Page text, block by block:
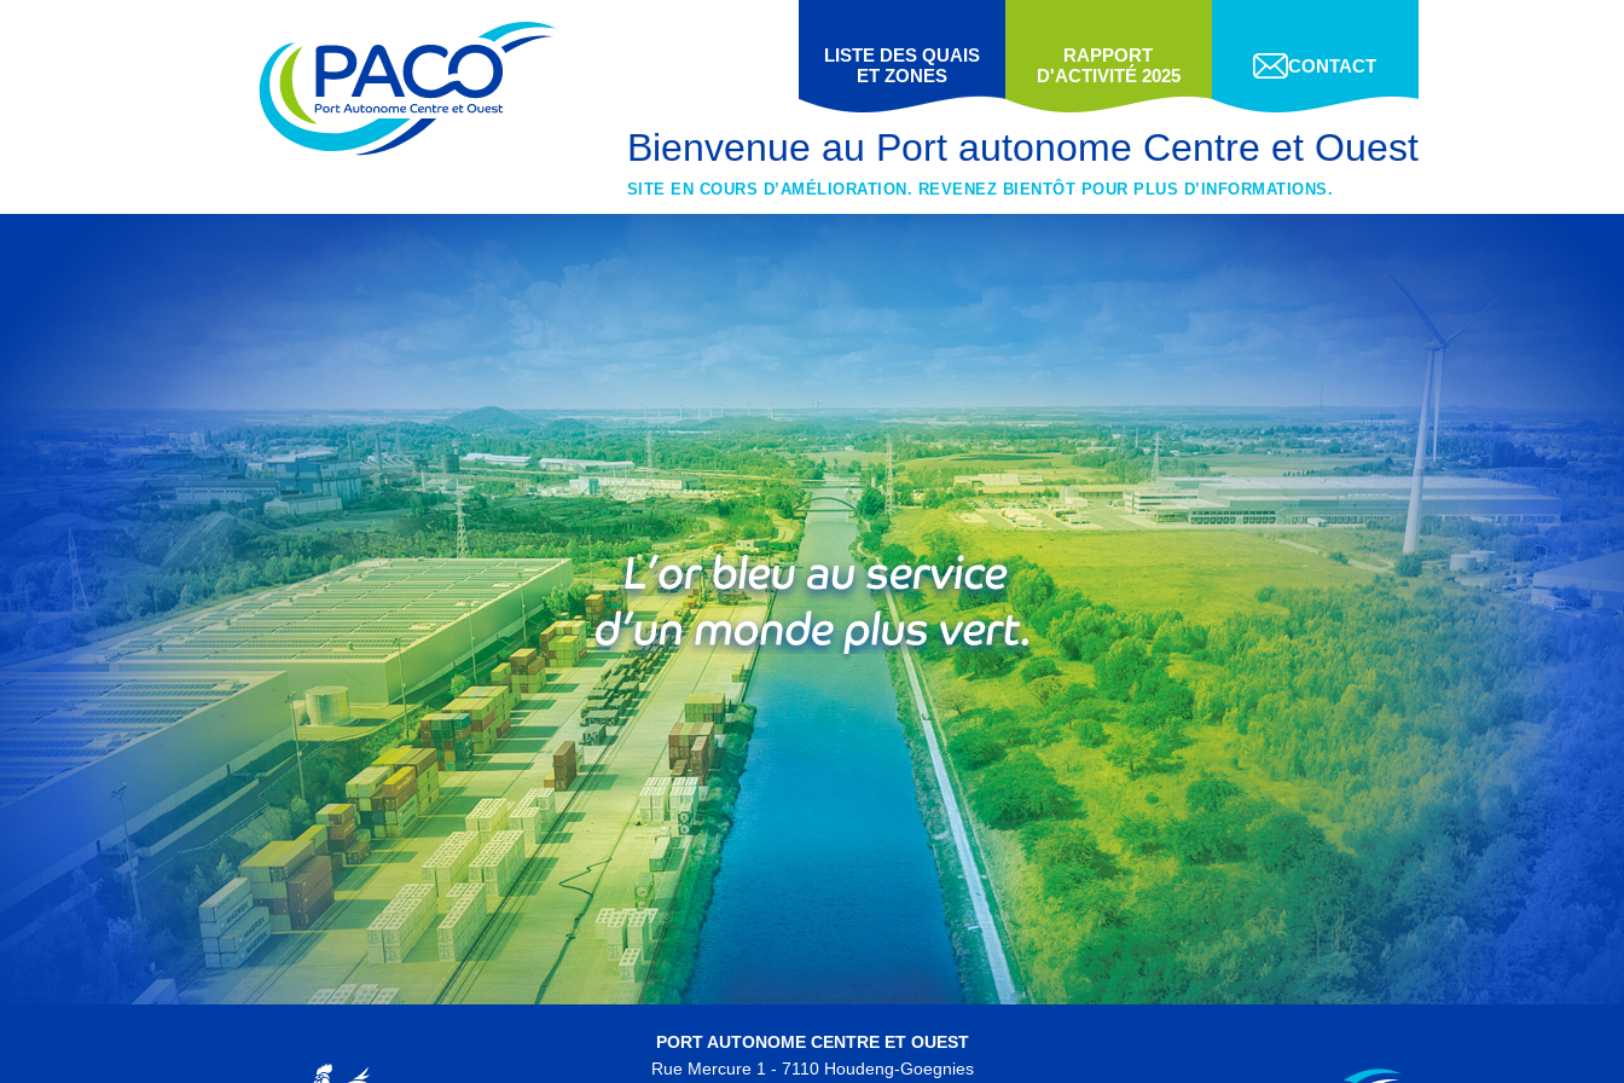
LISTE DES QUAIS
ET ZONES
RAPPORT
D'ACTIVITÉ 2025
CONTACT
Bienvenue au Port autonome Centre et Ouest
SITE EN COURS D’AMÉLIORATION. REVENEZ BIENTÔT POUR PLUS D’INFORMATIONS.
PORT AUTONOME CENTRE ET OUEST
Rue Mercure 1 - 7110 Houdeng-Goegnies